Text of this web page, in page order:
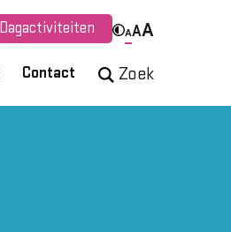
Dagactiviteiten AAA
Contact Zoek